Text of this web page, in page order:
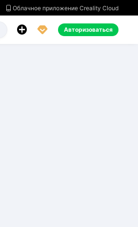
 Облачное приложение Creality Cloud
  Авторизоваться